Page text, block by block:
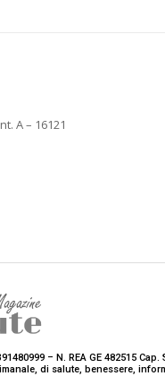
A – 16121
– N. REA GE 482515 Cap.
di salute, benessere,